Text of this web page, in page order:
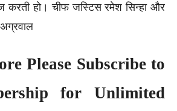
करती हो। चीफ जस्टिस रमेश सिन्हा और
Please Subscribe to
for Unlimited